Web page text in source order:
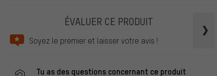
ÉVALUER CE PRODUIT
Soyez le premier et laisser votre avis !
Tu as des questions concernant ce produit